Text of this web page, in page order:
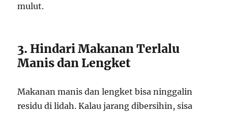
mulut.
3. Hindari Makanan Terlalu
Manis dan Lengket
Makanan manis dan lengket bisa ninggalin
residu di lidah. Kalau jarang dibersihin, sisa